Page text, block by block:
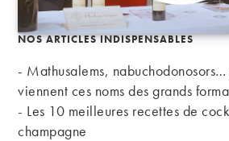
NOS ARTICLES INDISPENSABLES
- Mathusalems, nabuchodonosors…
viennent ces noms des grands
- Les 10 meilleures recettes de
champagne